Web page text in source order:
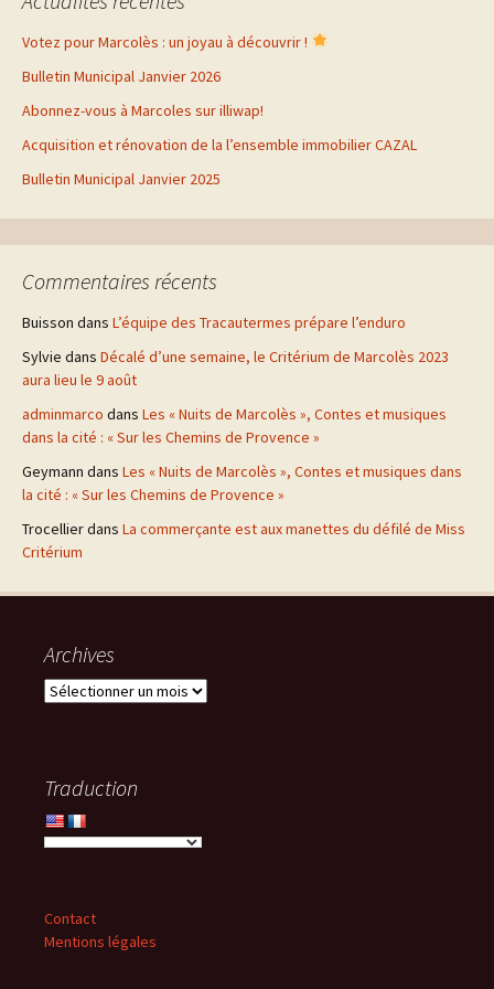
Votez pour Marcolès : un joyau à découvrir !
Bulletin Municipal Janvier 2026
Abonnez-vous à Marcoles sur illiwap!
Acquisition et rénovation de la l’ensemble immobilier CAZAL
Bulletin Municipal Janvier 2025
Commentaires récents
Buisson dans L’équipe des Tracautermes prépare l’enduro
Sylvie dans Décalé d’une semaine, le Critérium de Marcolès 2023
aura lieu le 9 août
adminmarco dans Les « Nuits de Marcolès », Contes et musiques
dans la cité : « Sur les Chemins de Provence »
Geymann dans Les « Nuits de Marcolès », Contes et musiques dans
la cité : « Sur les Chemins de Provence »
Trocellierdans La commerçante est aux manettes du défilé de Miss
Critérium
Archives
Archives
Traduction
Contact
Mentions légales